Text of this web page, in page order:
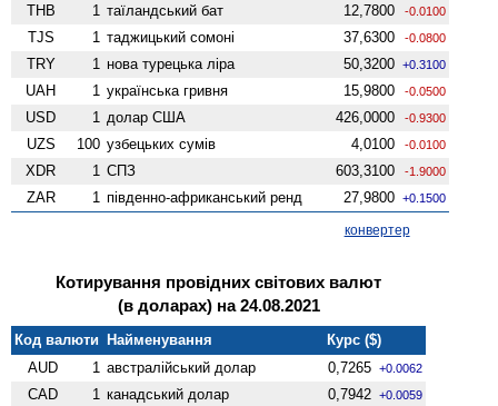
THB 1 таїландський бат 12,7800 -0.0100
TJS 1 таджицький сомоні 37,6300 -0.0800
TRY 1 нова турецька ліра 50,3200 +0.3100
UAH 1 українська гривня 15,9800 -0.0500
USD 1 долар США 426,0000 -0.9300
UZS 100 узбецьких сумів 4,0100 -0.0100
XDR 1 СПЗ 603,3100 -1.9000
ZAR 1 південно-африканський ренд 27,9800 +0.1500
конвертер
Котирування провідних світових валют
(в доларах) на 24.08.2021
Код валюти Найменування
Курс ($)
AUD
1 австралійський долар 0,7265 +0.0062
CAD 1 канадський долар 0,7942 +0.0059